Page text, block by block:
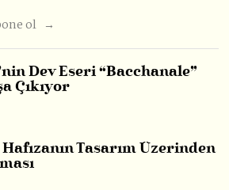
ol →
Dev Eseri “Bacchanale”
Çıkıyor
Tasarım Üzerinden